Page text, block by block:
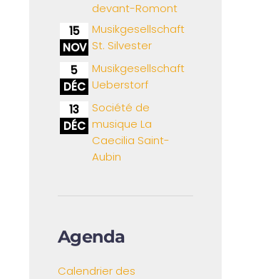
devant-Romont
15
NOV
Musikgesellschaft
St. Silvester
5
DÉC
Musikgesellschaft
Ueberstorf
13
DÉC
Société de
musique La
Caecilia Saint-
Aubin
Agenda
Calendrier des